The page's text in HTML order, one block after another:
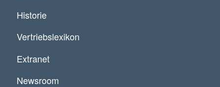
Historie
Vertriebslexikon
Extranet
Newsroom